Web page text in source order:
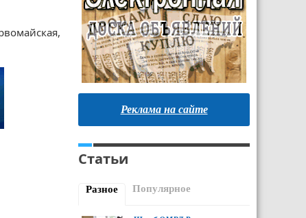
Реклама на сайте
Статьи
Разное Популярное